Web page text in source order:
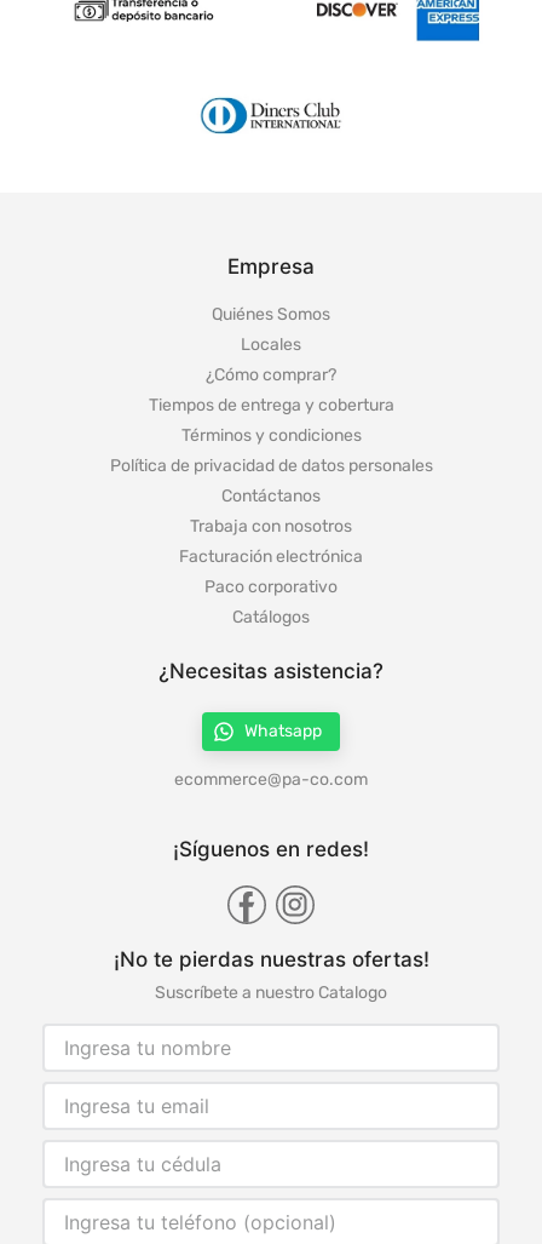
Empresa
Quiénes Somos
Locales
¿Cómo comprar?
Tiempos de entrega y cobertura
Términos y condiciones
Política de privacidad de datos personales
Contáctanos
Trabaja con nosotros
Facturación electrónica
Paco corporativo
Catálogos
¿Necesitas asistencia?
Whatsapp
ecommerce@pa-co.com
¡Síguenos en redes!
¡No te pierdas nuestras ofertas!
Suscríbete a nuestro Catalogo